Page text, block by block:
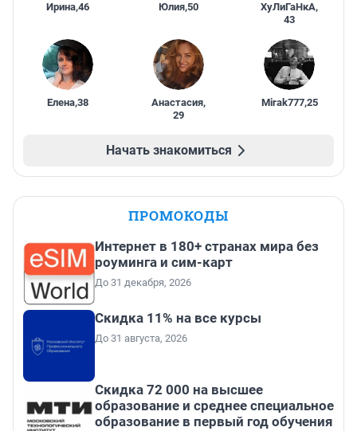
Ирина,46 Юлия,50 ХуЛиГаНкА,
43
Елена,38 Анастасия,
29
Mirak777,25
Начать знакомиться
ПРОМОКОДЫ
Интернет в 180+ странах мира без
роуминга и сим-карт
До 31 декабря, 2026
Скидка 11% на все курсы
До 31 августа, 2026
Скидка 72 000 на высшее
образование и среднее специальное
образование в первый год обучения